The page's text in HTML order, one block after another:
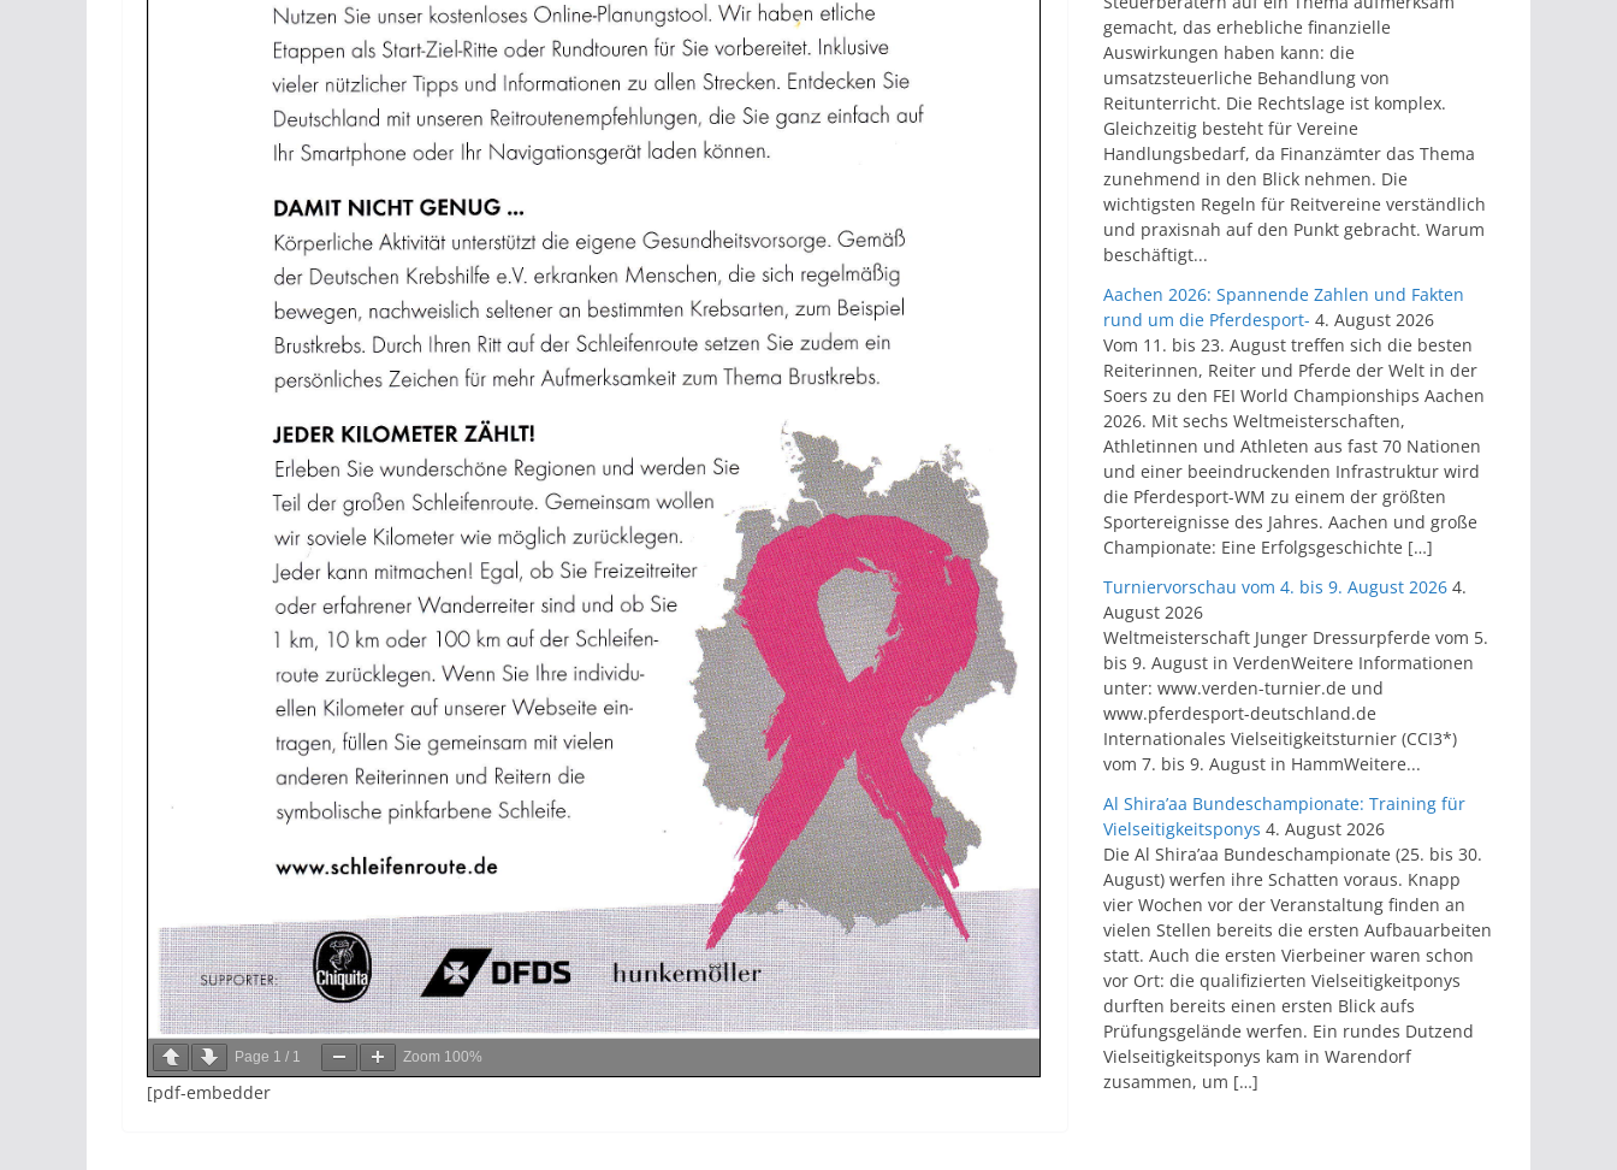
Page 1 / 1 Zoom 100%
[pdf-embedder
gemacht, das erhebliche finanzielle
Auswirkungen haben kann: die
umsatzsteuerliche Behandlung von
Reitunterricht. Die Rechtslage ist komplex.
Gleichzeitig besteht für Vereine
Handlungsbedarf, da Finanzämter das Thema
zunehmend in den Blick nehmen. Die
wichtigsten Regeln für Reitvereine verständlich
und praxisnah auf den Punkt gebracht. Warum
beschäftigt...
Aachen 2026: Spannende Zahlen und Fakten
rund um die Pferdesport- 4. August 2026
Vom 11. bis 23. August treffen sich die besten
Reiterinnen, Reiter und Pferde der Welt in der
Soers zu den FEI World Championships Aachen
2026. Mit sechs Weltmeisterschaften,
Athletinnen und Athleten aus fast 70 Nationen
und einer beeindruckenden Infrastruktur wird
die Pferdesport-WM zu einem der größten
Sportereignisse des Jahres. Aachen und große
Championate: Eine Erfolgsgeschichte […]
Turniervorschau vom 4. bis 9. August 2026 4.
August 2026
Weltmeisterschaft Junger Dressurpferde vom 5.
bis 9. August in VerdenWeitere Informationen
unter: www.verden-turnier.de und
www.pferdesport-deutschland.de
Internationales Vielseitigkeitsturnier (CCI3*)
vom 7. bis 9. August in HammWeitere...
Al Shira’aa Bundeschampionate: Training für
Vielseitigkeitsponys 4. August 2026
Die Al Shira’aa Bundeschampionate (25. bis 30.
August) werfen ihre Schatten voraus. Knapp
vier Wochen vor der Veranstaltung finden an
vielen Stellen bereits die ersten Aufbauarbeiten
statt. Auch die ersten Vierbeiner waren schon
vor Ort: die qualifizierten Vielseitigkeitponys
durften bereits einen ersten Blick aufs
Prüfungsgelände werfen. Ein rundes Dutzend
Vielseitigkeitsponys kam in Warendorf
zusammen, um […]